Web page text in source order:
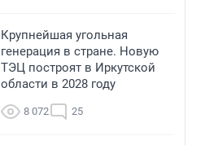
Крупнейшая угольная
генерация в стране. Новую
ТЭЦ построят в Иркутской
области в 2028 году
8 072 25